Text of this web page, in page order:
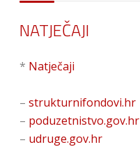
NATJEČAJI
* Natječaji
– strukturnifondovi.hr
– poduzetnistvo.gov.hr
– udruge.gov.hr